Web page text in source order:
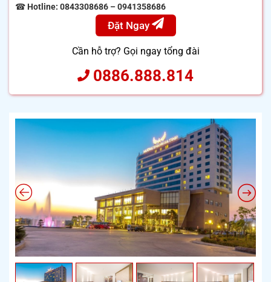
☎ Hotline: 0843308686 – 0941358686
Đặt Ngay
Cần hỗ trợ? Gọi ngay tổng đài
0886.888.814